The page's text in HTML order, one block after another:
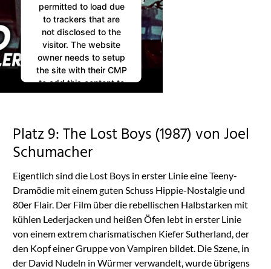
permitted to load due
to trackers that are
not disclosed to the
visitor. The website
owner needs to setup
the site with their CMP
to add this content to
the list of technologies
Usercentrics Consent
Management
Platform
Platz 9: The Lost Boys (1987) von Joel
Schumacher
Eigentlich sind die Lost Boys in erster Linie eine Teeny-
Dramödie mit einem guten Schuss Hippie-Nostalgie und
80er Flair. Der Film über die rebellischen Halbstarken mit
kühlen Lederjacken und heißen Öfen lebt in erster Linie
von einem extrem charismatischen Kiefer Sutherland, der
den Kopf einer Gruppe von Vampiren bildet. Die Szene, in
der David Nudeln in Würmer verwandelt, wurde übrigens